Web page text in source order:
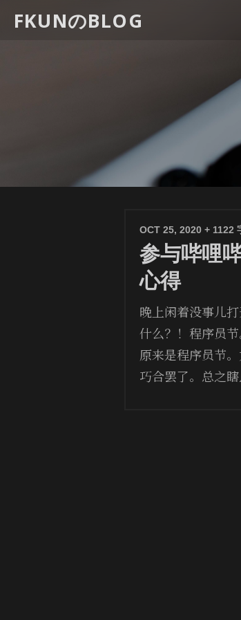
FKUNのBLOG
OCT 25, 2020 + 1122
参与哔哩
心得
晚上闲着没事儿
什么？！程序员
原来是程序员节
巧合罢了。总之